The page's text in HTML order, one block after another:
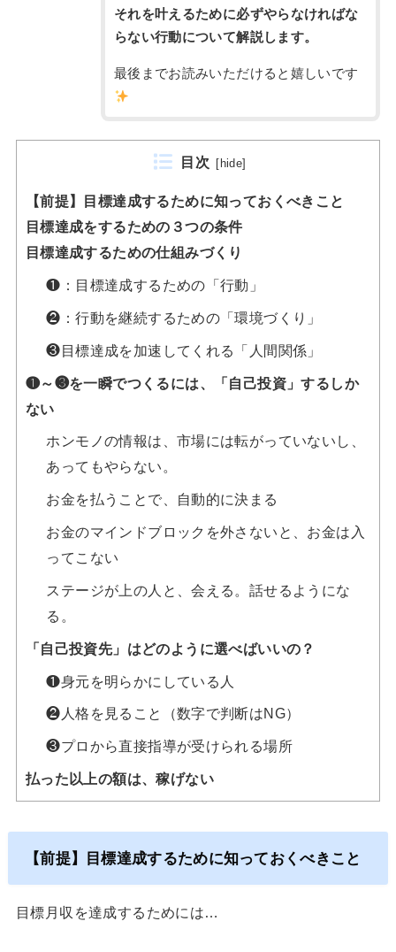
それを叶えるために必ずやらなければな
らない行動について解説します。
最後までお読みいただけると嬉しいです
目次 [ hide]
【前提】目標達成するために知っておくべきこと
目標達成をするための３つの条件
目標達成するための仕組みづくり
❶：目標達成するための「行動」
❷：行動を継続するための「環境づくり」
❸目標達成を加速してくれる「人間関係」
❶～❸を一瞬でつくるには、「自己投資」するしか
ない
ホンモノの情報は、市場には転がっていないし、
あってもやらない。
お金を払うことで、自動的に決まる
お金のマインドブロックを外さないと、お金は入
ってこない
ステージが上の人と、会える。話せるようにな
る。
「自己投資先」はどのように選べばいいの？
❶身元を明らかにしている人
❷人格を見ること（数字で判断はNG）
❸プロから直接指導が受けられる場所
払った以上の額は、稼げない
【前提】目標達成するために知っておくべきこと
目標月収を達成するためには…